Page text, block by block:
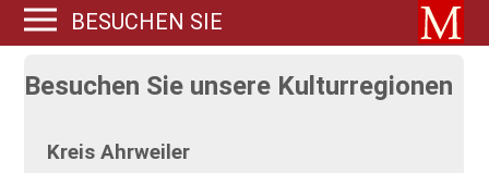
BESUCHEN SIE
KULTURREGIONEN
Besuchen Sie unsere Kulturregionen
Kreis Ahrweiler